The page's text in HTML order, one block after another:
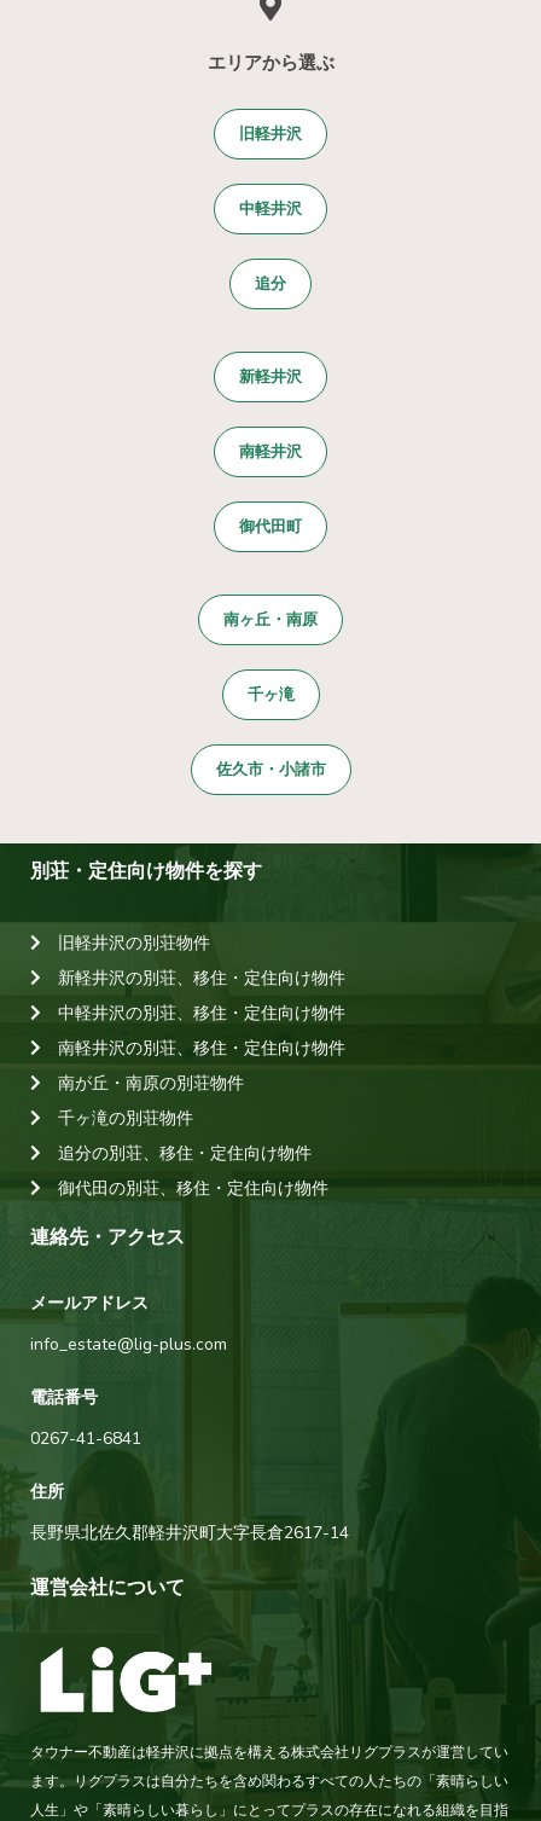
エリアから選ぶ
旧軽井沢
中軽井沢
追分
新軽井沢
南軽井沢
御代田町
南ヶ丘・南原
千ヶ滝
佐久市・小諸市
別荘・定住向け物件を探す
旧軽井沢の別荘物件
新軽井沢の別荘、移住・定住向け物件
中軽井沢の別荘、移住・定住向け物件
南軽井沢の別荘、移住・定住向け物件
南が丘・南原の別荘物件
千ヶ滝の別荘物件
追分の別荘、移住・定住向け物件
御代田の別荘、移住・定住向け物件
連絡先・アクセス
メールアドレス
info_estate@lig-plus.com
電話番号
0267-41-6841
住所
長野県北佐久郡軽井沢町大字長倉2617-14
運営会社について
タウナー不動産は軽井沢に拠点を構える株式会社リグプラスが運営してい
ます。リグプラスは自分たちを含め関わるすべての人たちの「素晴らしい
人生」や「素晴らしい暮らし」にとってプラスの存在になれる組織を目指